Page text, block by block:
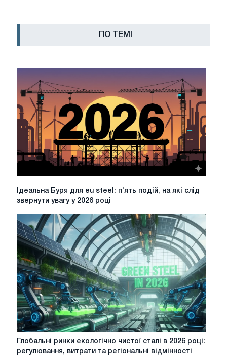
ПО ТЕМІ
Ідеальна
eu
steel:
п'ять
подій,
на
які
слід
звернути
увагу
у
2026
Ідеальна Буря для eu steel: п'ять подій, на які слід
звернути увагу у 2026 році
Глобальні
Глобальні ринки екологічно чистої сталі в 2026 році:
регулювання, витрати та регіональні відмінності